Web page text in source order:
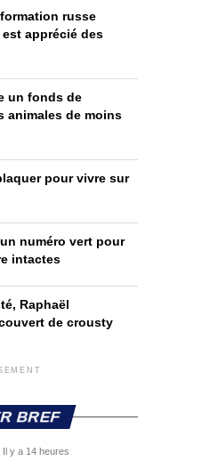
russe
apprécié des
un fonds de
animales de moins
pour vivre sur
numéro vert pour
intactes
Raphaël
de crousty
BREF
Il y a 14 heures